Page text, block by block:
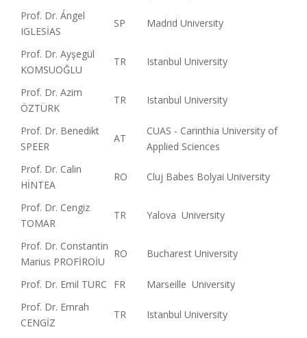
Prof. Dr. Ángel
IGLESİAS
SP Madrid University
Prof. Dr. Ayşegül
KOMSUOĞLU
TR Istanbul University
Prof. Dr. Azim
ÖZTÜRK
TR Istanbul University
Prof. Dr. Benedikt
SPEER
AT
CUAS - Carinthia University of
Applied Sciences
Prof. Dr. Calin
HİNTEA
RO Cluj Babes Bolyai University
Prof. Dr. Cengiz
TOMAR
TR Yalova University
Prof. Dr. Constantin
Marius PROFİROİU
RO Bucharest University
Prof. Dr. Emil TURC FR
Marseille University
Prof. Dr. Emrah
CENGİZ
TR Istanbul University